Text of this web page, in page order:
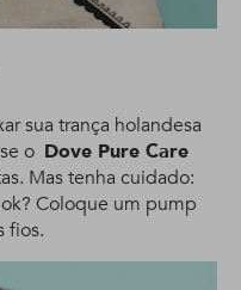
sua trança holandesa
o Dove Pure Care
Mas tenha cuidado:
Coloque um pump
fios.